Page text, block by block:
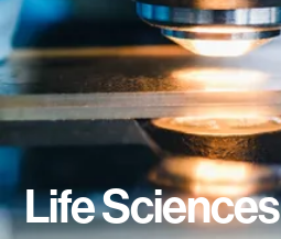
Life Sciences